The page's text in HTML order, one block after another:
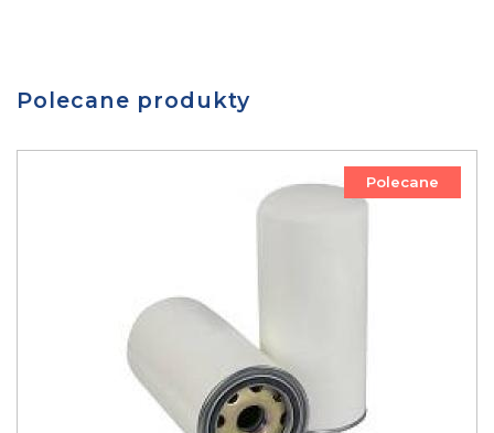
Polecane produkty
Polecane